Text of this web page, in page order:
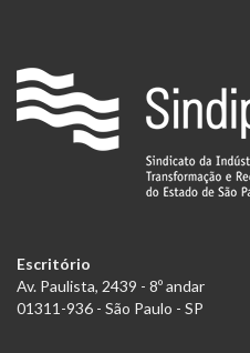
Escritório
Av. Paulista, 2439 - 8º andar
01311-936 - São Paulo - SP